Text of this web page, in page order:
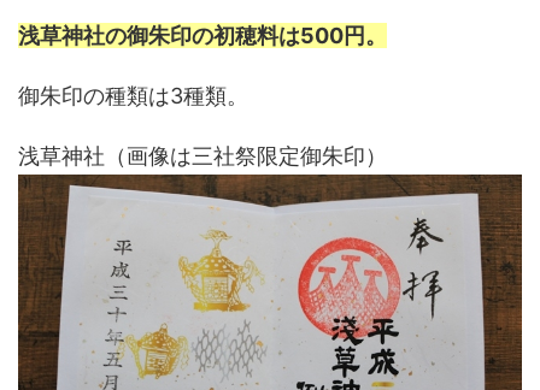
浅草神社の御朱印の初穂料は500円。
御朱印の種類は3種類。
浅草神社（画像は三社祭限定御朱印）